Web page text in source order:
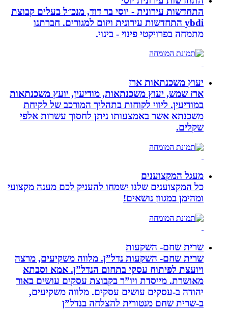
התחדשות עירונית - יוסי בר דוד, מנכ״ל בעלים קבוצת
ybdi התחדשות עירונית ויזום למגורים. חברתנו
מתמחה בפרויקטי פינוי - בינוי.
יעוץ משכנתאות ארז
ארז שמש, יעוץ משכנתאות, מודיעין, יועץ משכנתאות
במודיעין. ליווי לקוחות בתהליך המורכב של לקיחת
משכנתא אשר באמצעותו ניתן לחסוך עשרות אלפי
שקלים.
מעגל המקצוענים
כל המקצוענים שלנו ישמחו להעניק לכם מענה מקצועי
ומהימן במגוון נושאים!
שרית שחם- השקעות
שרית שחם- השקעות נדל”ן. מלווה משקיעים, מרצה
ויועצת לפיתוח עסקי בתחום הנדל”ן. אמא וסבתא
מאושרת. ‏מייסדת ויו”ר בקבוצת עסקים עושים באור
יהודה‏ ב-‏עסקים עושים עסקים‏. ‏מלווה משקיעים,
ב-‏שרית שחם מנטורית להצלחה בנדל”ן‏